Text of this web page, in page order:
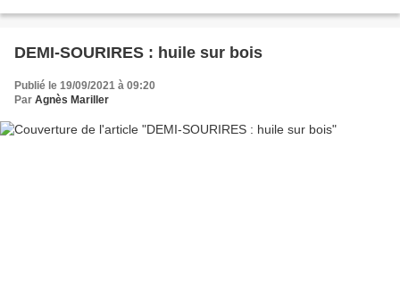
DEMI-SOURIRES : huile sur bois
Publié le 19/09/2021 à 09:20
Par Agnès Mariller